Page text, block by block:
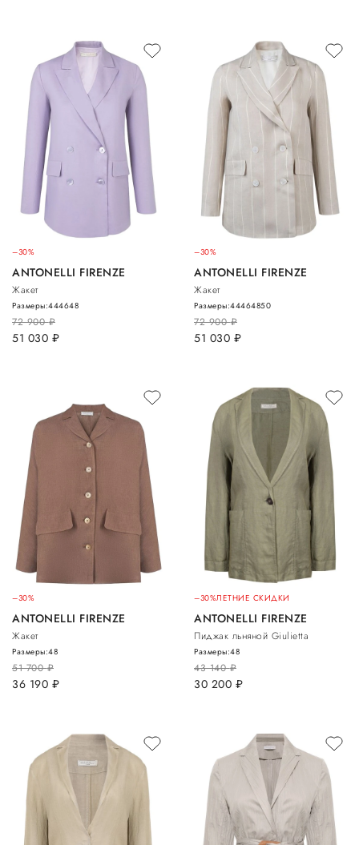
–30%
ANTONELLI FIRENZE
Жакет
72 900руб.
51 030 руб.
Размеры:444648
–30%
ANTONELLI FIRENZE
Жакет
72 900руб.
51 030 руб.
Размеры:44464850
–30%
ANTONELLI FIRENZE
Жакет
51 700руб.
36 190 руб.
Размеры:48
–30%ЛЕТНИЕ СКИДКИ
ANTONELLI FIRENZE
Пиджак льняной Giulietta
43 140руб.
30 200 руб.
Размеры:48